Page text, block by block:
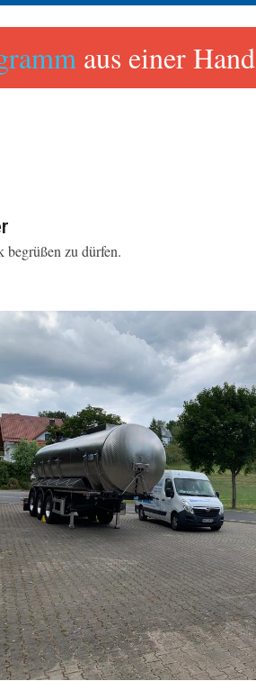
aus einer Hand
zu dürfen.